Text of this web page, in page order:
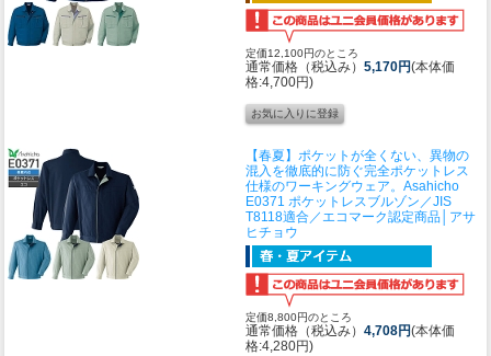
定価12,100円のところ
通常価格（税込み） 5,170円(本体価
格:4,700円)
【春夏】ポケットが全くない、異物の
混入を徹底的に防ぐ完全ポケットレス
仕様のワーキングウェア。 Asahicho
E0371 ポケットレスブルゾン／JIS
T8118適合／エコマーク認定商品│アサ
ヒチョウ
定価8,800円のところ
通常価格（税込み） 4,708円(本体価
格:4,280円)